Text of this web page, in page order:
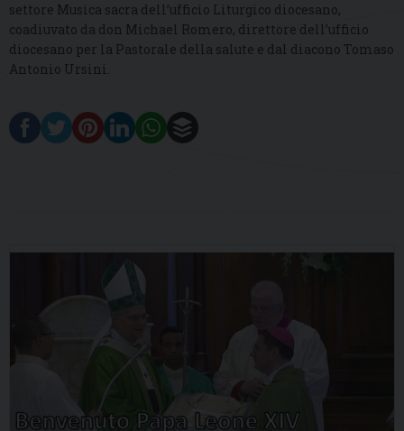
settore Musica sacra dell’ufficio Liturgico diocesano,
coadiuvato da don Michael Romero, direttore dell’ufficio
diocesano per la Pastorale della salute e dal diacono Tomaso
Antonio Ursini.